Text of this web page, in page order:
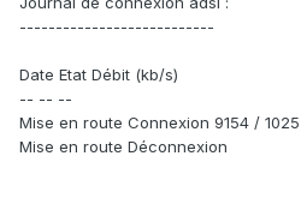
---------------------------
Date Etat Débit (kb/s)
-- -- --
Mise en route Connexion 9154 / 1025
Mise en route Déconnexion